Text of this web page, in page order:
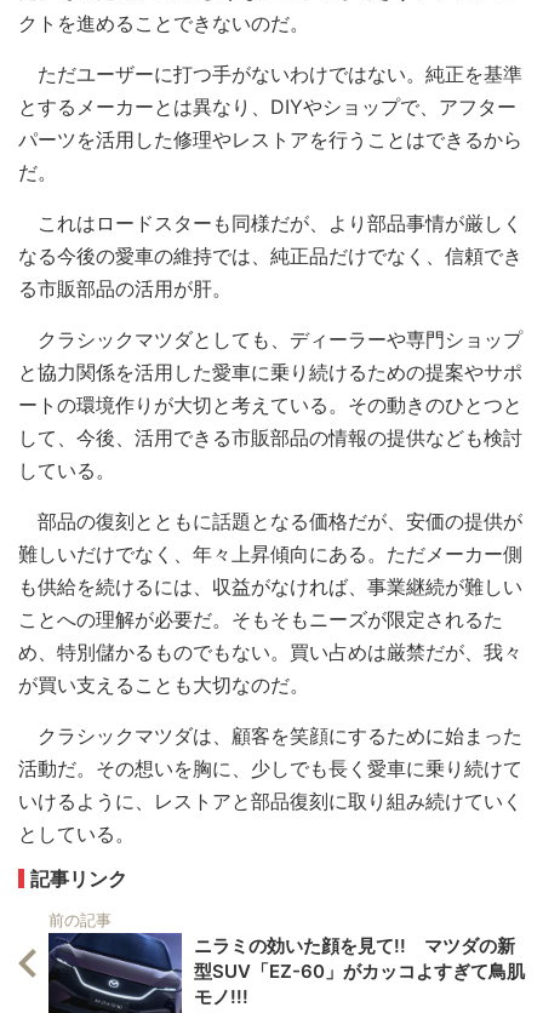
クトを進めることできないのだ。
ただユーザーに打つ手がないわけではない。純正を基準
とするメーカーとは異なり、DIYやショップで、アフター
パーツを活用した修理やレストアを行うことはできるから
だ。
これはロードスターも同様だが、より部品事情が厳しく
なる今後の愛車の維持では、純正品だけでなく、信頼でき
る市販部品の活用が肝。
クラシックマツダとしても、ディーラーや専門ショップ
と協力関係を活用した愛車に乗り続けるための提案やサポ
ートの環境作りが大切と考えている。その動きのひとつと
して、今後、活用できる市販部品の情報の提供なども検討
している。
部品の復刻とともに話題となる価格だが、安価の提供が
難しいだけでなく、年々上昇傾向にある。ただメーカー側
も供給を続けるには、収益がなければ、事業継続が難しい
ことへの理解が必要だ。そもそもニーズが限定されるた
め、特別儲かるものでもない。買い占めは厳禁だが、我々
が買い支えることも大切なのだ。
クラシックマツダは、顧客を笑顔にするために始まった
活動だ。その想いを胸に、少しでも長く愛車に乗り続けて
いけるように、レストアと部品復刻に取り組み続けていく
としている。
記事リンク
前の記事
ニラミの効いた顔を見て!! マツダの新
型SUV「EZ-60」がカッコよすぎて鳥肌
モノ!!!